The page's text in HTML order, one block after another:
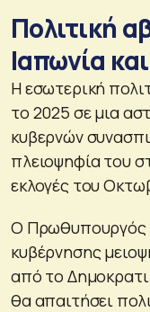
Πολιτική
Ιαπωνία
Η εσωτερική
το 2025 σε μια
κυβερνών
πλειοψηφία του
εκλογές του
Ο Πρωθυπουργός
κυβέρνησης
από το
θα απαιτήσει